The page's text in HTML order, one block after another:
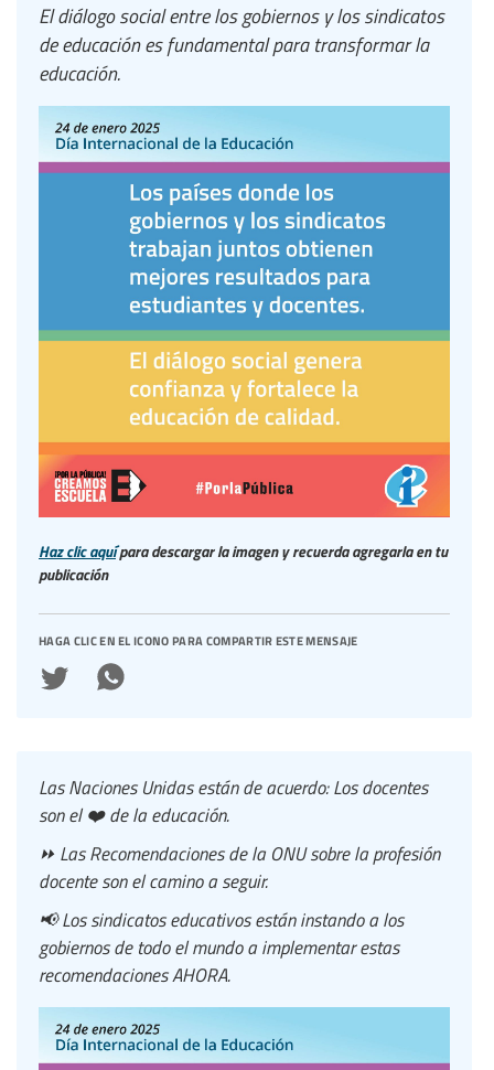
El diálogo social entre los gobiernos y los sindicatos
de educación es fundamental para transformar la
educación.
Haz clic aquípara descargar la imagen y recuerda agregarla en tu
publicación
haga clic en el icono para compartir este mensaje
Las Naciones Unidas están de acuerdo: Los docentes
son el ❤️ de la educación.
⏩ Las Recomendaciones de la ONU sobre la profesión
docente son el camino a seguir.
📢 Los sindicatos educativos están instando a los
gobiernos de todo el mundo a implementar estas
recomendaciones AHORA.